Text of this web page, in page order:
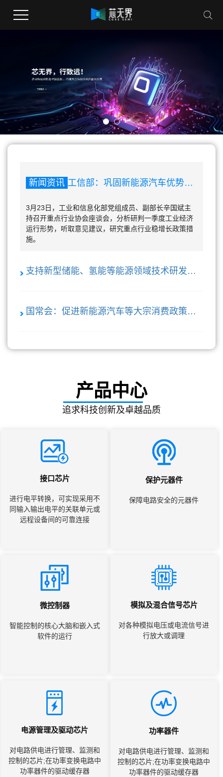
新闻资讯 工信部：巩固新能源汽车优势产业领先地位 着力稳住汽车消费
3月23日，工业和信息化部党组成员、副部长辛国斌主
持召开重点行业协会座谈会，分析研判一季度工业经济
运行形势，听取意见建议，研究重点行业稳增长政策措
施。
支持新型储能、氢能等能源领域技术研发和产业化落地
国常会：促进新能源汽车等大宗消费政策落地
产品中心
追求科技创新及卓越品质
接口芯片
进行电平转换，可实现采用不
同输入输出电平的关联单元或
远程设备间的可靠连接
保护元器件
保障电路安全的元器件
微控制器
智能控制的核心大脑和嵌入式
软件的运行
模拟及混合信号芯片
对各种模拟电压或电流信号进
行放大或调理
电源管理及驱动芯片
对电路供电进行管理、监测和
控制的芯片;在功率变换电路中
功率器件的驱动缓存器
功率器件
对电路供电进行管理、监测和
控制的芯片;在功率变换电路中
功率器件的驱动缓存器